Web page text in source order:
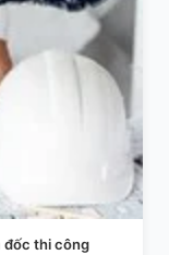
đốc thi công